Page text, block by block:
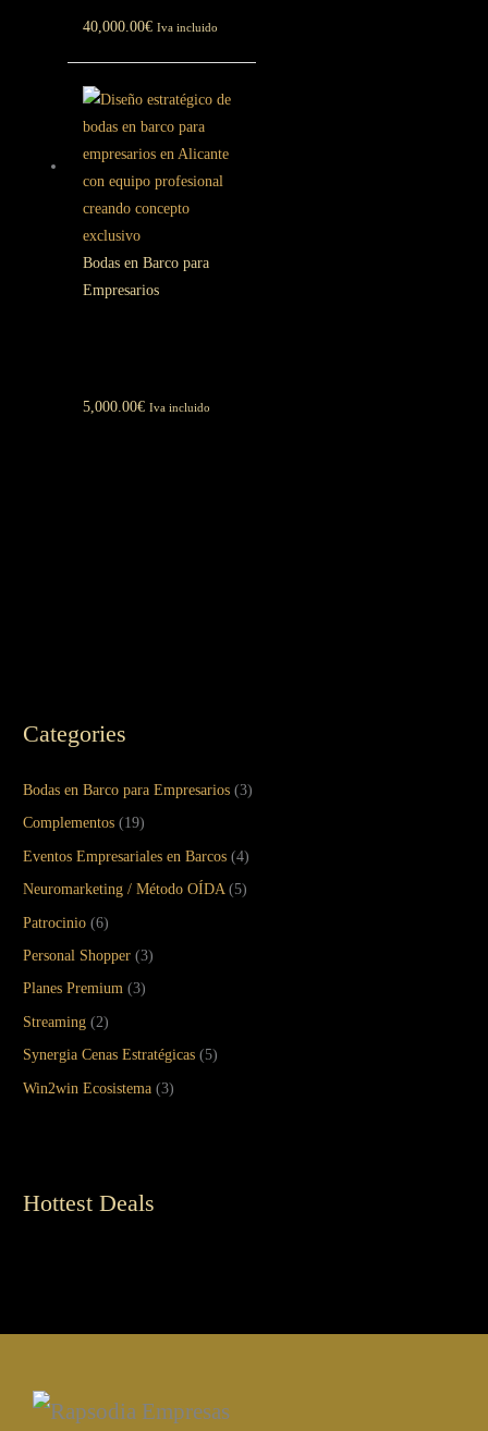
Categories
Bodas en Barco para Empresarios (3)
Complementos (19)
Eventos Empresariales en Barcos (4)
Neuromarketing / Método OÍDA (5)
Patrocinio (6)
Personal Shopper (3)
Planes Premium (3)
Streaming (2)
Synergia Cenas Estratégicas (5)
Win2win Ecosistema (3)
Hottest Deals
40,000.00€ Iva incluido
Bodas en Barco para
Empresarios
5,000.00€ Iva incluido